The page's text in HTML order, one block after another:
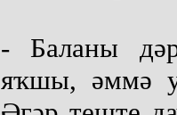
- Баланы
яҡшы, әммә